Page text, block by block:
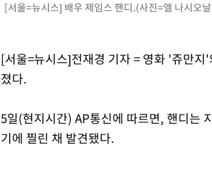
[서울=뉴시스] 배우 제임스 핸디.(사진=엘 나시오
[서울=뉴시스]전재경 기자 = 영화 '쥬만
졌다.
5일(현지시간) AP통신에 따르면, 핸디는
기에 찔린 채 발견됐다.